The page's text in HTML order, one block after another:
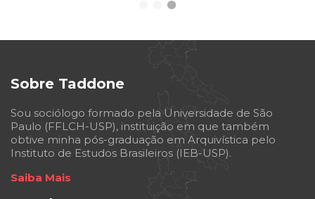
Sobre Taddone
Sou sociólogo formado pela Universidade de São
Paulo (FFLCH-USP), instituição em que também
obtive minha pós-graduação em Arquivística pelo
Instituto de Estudos Brasileiros (IEB-USP).
Saiba Mais